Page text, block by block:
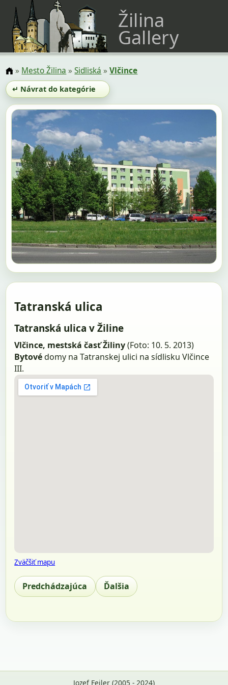
Žilina
Gallery
» Mesto Žilina »Sidliská »Vlčince
↵ Návrat do kategórie
Tatranská ulica
Tatranská ulica v Žiline
Vlčince, mestská časť Žiliny(Foto: 10. 5. 2013)
Bytovédomy na Tatranskej ulici na sídlisku Vlčince
III.
Zväčšiť mapu
Predchádzajúca Ďalšia
Jozef Feiler (2005 - 2024)